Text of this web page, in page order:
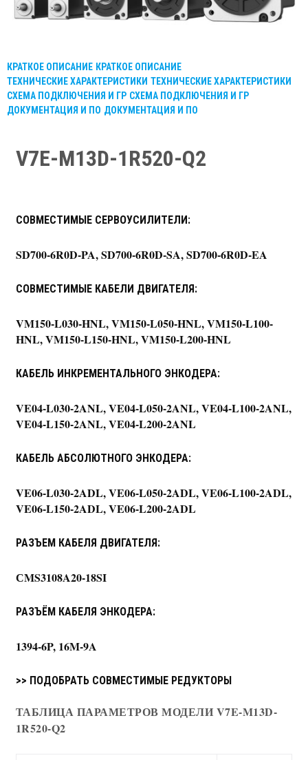
КРАТКОЕ ОПИСАНИЕ КРАТКОЕ ОПИСАНИЕ
ТЕХНИЧЕСКИЕ ХАРАКТЕРИСТИКИ ТЕХНИЧЕСКИЕ ХАРАКТЕРИСТИКИ
СХЕМА ПОДКЛЮЧЕНИЯ И ГР СХЕМА ПОДКЛЮЧЕНИЯ И ГР
ДОКУМЕНТАЦИЯ И ПО ДОКУМЕНТАЦИЯ И ПО
V7E-M13D-1R520-Q2
СОВМЕСТИМЫЕ СЕРВОУСИЛИТЕЛИ:
SD700-6R0D-PA, SD700-6R0D-SA, SD700-6R0D-EA
СОВМЕСТИМЫЕ КАБЕЛИ ДВИГАТЕЛЯ:
VM150-L030-HNL, VM150-L050-HNL, VM150-L100-
HNL, VM150-L150-HNL, VM150-L200-HNL
КАБЕЛЬ ИНКРЕМЕНТАЛЬНОГО ЭНКОДЕРА:
VE04-L030-2ANL, VE04-L050-2ANL, VE04-L100-2ANL,
VE04-L150-2ANL, VE04-L200-2ANL
КАБЕЛЬ АБСОЛЮТНОГО ЭНКОДЕРА:
VE06-L030-2ADL, VE06-L050-2ADL, VE06-L100-2ADL,
VE06-L150-2ADL, VE06-L200-2ADL
РАЗЪЕМ КАБЕЛЯ ДВИГАТЕЛЯ:
СMS3108A20-18SI
РАЗЪЁМ КАБЕЛЯ ЭНКОДЕРА:
1394-6P, 16M-9A
>> ПОДОБРАТЬ СОВМЕСТИМЫЕ РЕДУКТОРЫ
ТАБЛИЦА ПАРАМЕТРОВ МОДЕЛИ V7E-M13D-
1R520-Q2